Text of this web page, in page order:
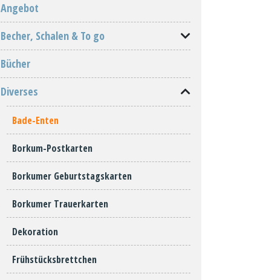
Angebot
Becher, Schalen & To go
Bücher
Diverses
Bade-Enten
Borkum-Postkarten
Borkumer Geburtstagskarten
Borkumer Trauerkarten
Dekoration
Frühstücksbrettchen